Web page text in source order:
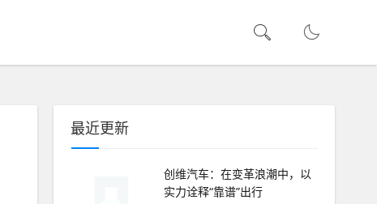
最近更新
创维汽车：在变革浪潮中，以
实力诠释“靠谱”出行